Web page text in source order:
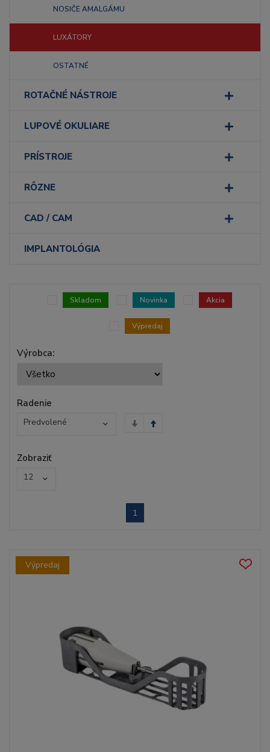
NOSIČE AMALGÁMU
LUXÁTORY
OSTATNÉ
ROTAČNÉ NÁSTROJE
LUPOVÉ OKULIARE
PRÍSTROJE
RÔZNE
CAD / CAM
IMPLANTOLÓGIA
Výrobca:
Skladom Novinka Akcia
Výpredaj
Radenie
Predvolené
Zobraziť
12
1
Výpredaj